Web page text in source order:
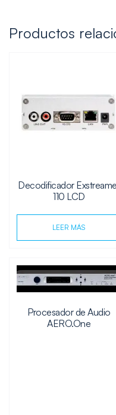
Productos
Decodificador
110 LCD
LEER MÁS
Procesador de Audio
AERO.One